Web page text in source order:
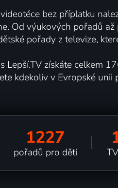
bez příplatku
Od výukových pořadů
pořady z televize,
Lepší.TV získáte celkem
kdekoliv v Evropské
1227
pořadů pro děti